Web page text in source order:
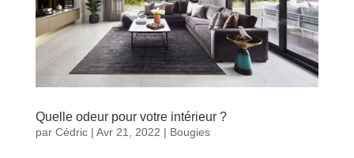
Quelle odeur pour votre intérieur ?
par Cédric| Avr 21, 2022 | Bougies